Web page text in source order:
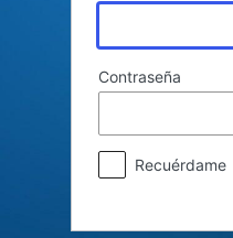
Contraseña
Recuérdame